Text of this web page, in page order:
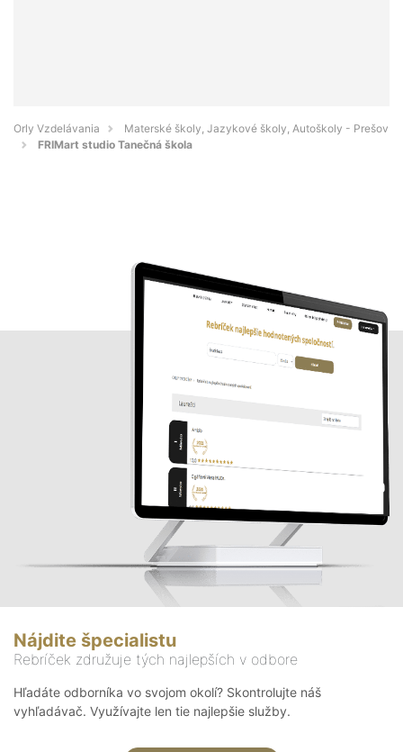
Orly Vzdelávania
Materské školy, Jazykové školy, Autoškoly - Prešov
FRIMart studio Tanečná škola
Nájdite špecialistu
Rebríček združuje tých najlepších v odbore
Hľadáte odborníka vo svojom okolí? Skontrolujte náš
vyhľadávač. Využívajte len tie najlepšie služby.